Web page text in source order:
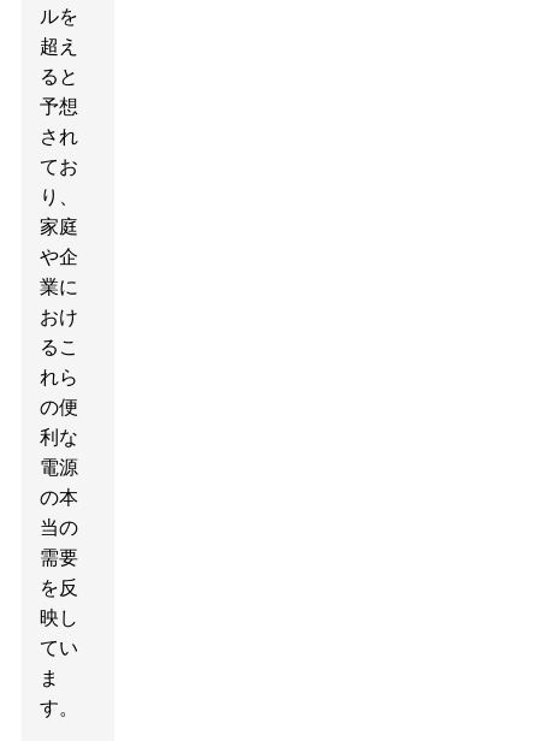
ルを
超え
ると
予想
され
てお
り、
家庭
や企
業に
おけ
るこ
れら
の便
利な
電源
の本
当の
需要
を反
映し
てい
ま
す。